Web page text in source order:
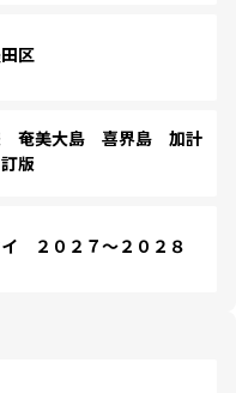
区
奄美大島 喜界島 加計
版
２０２７～２０２８